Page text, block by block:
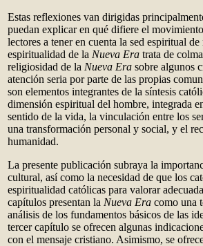
Estas reflexiones van dirigidas
puedan explicar en qué difiere el movimiento
lectores a tener en cuenta la sed espiritual
espiritualidad de la Nueva Era trata de
religiosidad de la Nueva Era sobre algunos
atención seria por parte de las propias
son elementos integrantes de la síntesis
dimensión espiritual del hombre, integrada
sentido de la vida, la vinculación entre los
una transformación personal y social, y el
humanidad.
La presente publicación subraya la
cultural, así como la necesidad de que los
espiritualidad católicas para valorar
capítulos presentan la Nueva Era como una
análisis de los fundamentos básicos de las
tercer capítulo se ofrecen algunas
con el mensaje cristiano. Asimismo, se